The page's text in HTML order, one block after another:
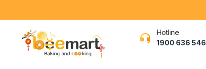
Hotline
1900 636 546